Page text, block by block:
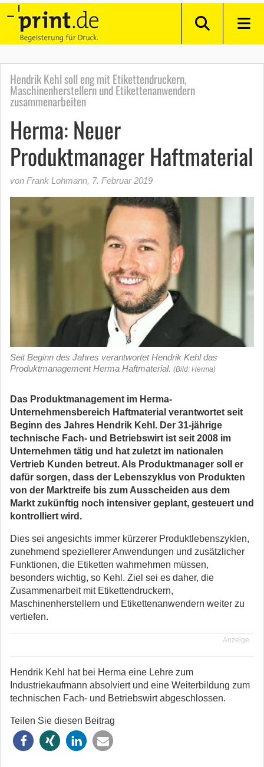
Hendrik Kehl soll eng mit Etikettendruckern,
Maschinenherstellern und Etikettenanwendern
zusammenarbeiten
Herma: Neuer
Produktmanager Haftmaterial
von Frank Lohmann, 7. Februar 2019
Seit Beginn des Jahres verantwortet Hendrik Kehl das
Produktmanagement Herma Haftmaterial. (Bild: Herma)
Das Produktmanagement im Herma-
Unternehmensbereich Haftmaterial verantwortet seit
Beginn des Jahres Hendrik Kehl. Der 31-jährige
technische Fach- und Betriebswirt ist seit 2008 im
Unternehmen tätig und hat zuletzt im nationalen
Vertrieb Kunden betreut. Als Produktmanager soll er
dafür sorgen, dass der Lebenszyklus von Produkten
von der Marktreife bis zum Ausscheiden aus dem
Markt zukünftig noch intensiver geplant, gesteuert und
kontrolliert wird.
Dies sei angesichts immer kürzerer Produktlebenszyklen,
zunehmend speziellerer Anwendungen und zusätzlicher
Funktionen, die Etiketten wahrnehmen müssen,
besonders wichtig, so Kehl. Ziel sei es daher, die
Zusammenarbeit mit Etikettendruckern,
Maschinenherstellern und Etikettenanwendern weiter zu
vertiefen.
Anzeige
Hendrik Kehl hat bei Herma eine Lehre zum
Industriekaufmann absolviert und eine Weiterbildung zum
technischen Fach- und Betriebswirt abgeschlossen.
Teilen Sie diesen Beitrag